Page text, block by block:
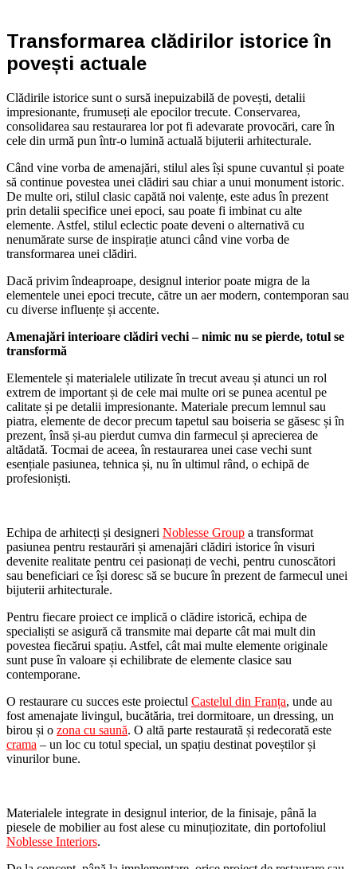
Transformarea clădirilor istorice în
povești actuale
Clădirile istorice sunt o sursă inepuizabilă de povești, detalii
impresionante, frumuseți ale epocilor trecute. Conservarea,
consolidarea sau restaurarea lor pot fi adevarate provocări, care în
cele din urmă pun într-o lumină actuală bijuterii arhitecturale.
Când vine vorba de amenajări, stilul ales își spune cuvantul și poate
să continue povestea unei clădiri sau chiar a unui monument istoric.
De multe ori, stilul clasic capătă noi valențe, este adus în prezent
prin detalii specifice unei epoci, sau poate fi imbinat cu alte
elemente. Astfel, stilul eclectic poate deveni o alternativă cu
nenumărate surse de inspirație atunci când vine vorba de
transformarea unei clădiri.
Dacă privim îndeaproape, designul interior poate migra de la
elementele unei epoci trecute, către un aer modern, contemporan sau
cu diverse influențe și accente.
Amenajări interioare clădiri vechi – nimic nu se pierde, totul se
transformă
Elementele și materialele utilizate în trecut aveau și atunci un rol
extrem de important și de cele mai multe ori se punea acentul pe
calitate și pe detalii impresionante. Materiale precum lemnul sau
piatra, elemente de decor precum tapetul sau boiseria se găsesc și în
prezent, însă și-au pierdut cumva din farmecul și aprecierea de
altădată. Tocmai de aceea, în restaurarea unei case vechi sunt
esențiale pasiunea, tehnica și, nu în ultimul rând, o echipă de
profesioniști.
Echipa de arhitecți și designeri Noblesse Group a transformat
pasiunea pentru restaurări și amenajări clădiri istorice în visuri
devenite realitate pentru cei pasionați de vechi, pentru cunoscători
sau beneficiari ce își doresc să se bucure în prezent de farmecul unei
bijuterii arhitecturale.
Pentru fiecare proiect ce implică o clădire istorică, echipa de
specialiști se asigură că transmite mai departe cât mai mult din
povestea fiecărui spațiu. Astfel, cât mai multe elemente originale
sunt puse în valoare și echilibrate de elemente clasice sau
contemporane.
O restaurare cu succes este proiectul Castelul din Franța, unde au
fost amenajate livingul, bucătăria, trei dormitoare, un dressing, un
birou și o zona cu saună. O altă parte restaurată și redecorată este
crama – un loc cu totul special, un spațiu destinat poveștilor și
vinurilor bune.
Materialele integrate in designul interior, de la finisaje, până la
piesele de mobilier au fost alese cu minuțiozitate, din portofoliul
Noblesse Interiors.